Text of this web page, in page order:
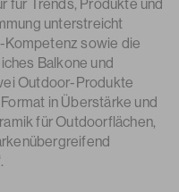
für Trends, Produkte und
unterstreicht
Kompetenz sowie die
Balkone und
Outdoor-Produkte
in Überstärke und
für Outdoorflächen,